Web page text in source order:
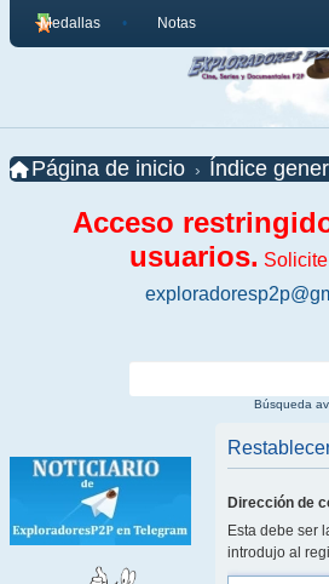
Medallas Notas
Página de inicio Índice
Acceso
usuarios.
Búsqueda
Dirección de
Esta debe ser
introdujo al